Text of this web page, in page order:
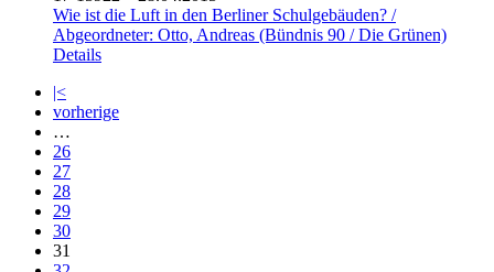
Wie ist die Luft in den Berliner Schulgebäuden? /
Abgeordneter: Otto, Andreas (Bündnis 90 / Die Grünen)
Details
|<
vorherige
…
26
27
28
29
30
31